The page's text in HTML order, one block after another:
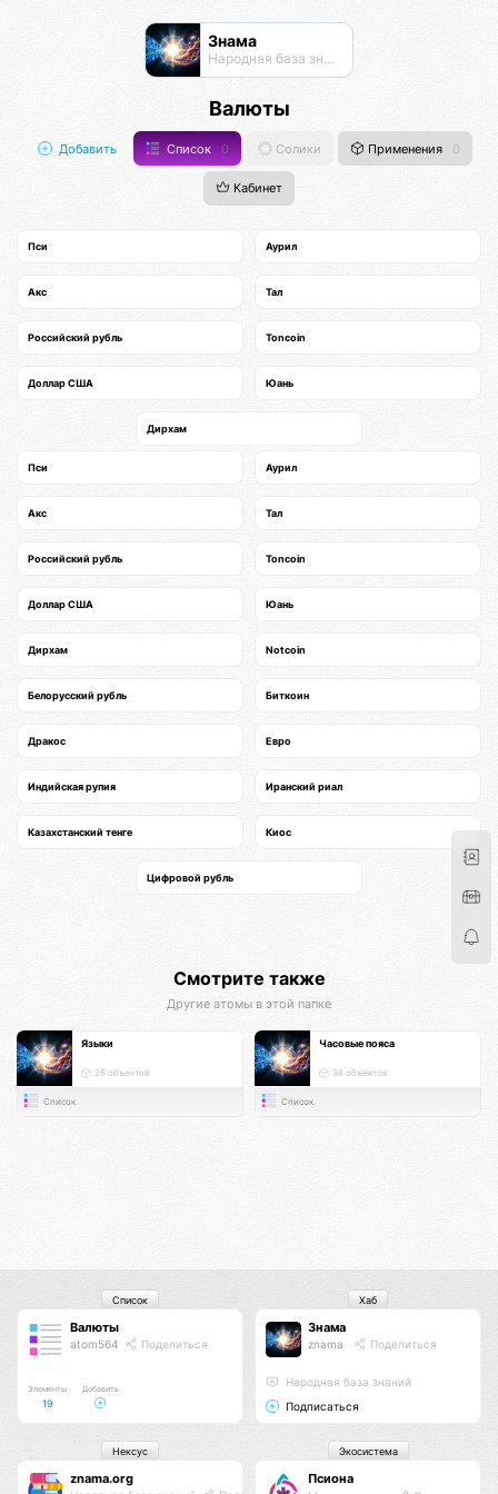
Знама
Народная база знаний
Валюты
Добавить Список 0 Солики Применения 0
Кабинет
Пси Аурил
Акс Тал
Российский рубль Toncoin
Доллар США Юань
Дирхам
Пси Аурил
Акс Тал
Российский рубль Toncoin
Доллар США Юань
Дирхам Notcoin
Белорусский рубль Биткоин
Дракос Евро
Индийская рупия Иранский риал
Казахстанский тенге Киос
Цифровой рубль
Смотрите также
Другие атомы в этой папке
Языки
26 объектов
Список
Часовые пояса
38 объектов
Список
Валюты
atom564 Поделиться
Элементы
19
Добавить
Список
Знама
znama Поделиться
Народная база знаний
Подписаться
Хаб
znama.org
Нексус
Псиона
Экосистема